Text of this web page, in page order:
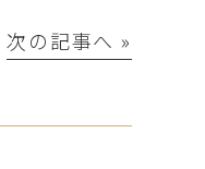
次の記事へ »